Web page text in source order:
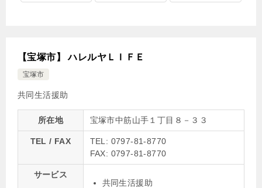
【宝塚市】 ハレルヤＬＩＦＥ
宝塚市
共同生活援助
所在地 宝塚市中筋山手１丁目８－３３
TEL / FAX
TEL: 0797-81-8770
FAX: 0797-81-8770
サービス
共同生活援助